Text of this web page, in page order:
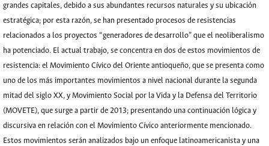
grandes capitales, debido a sus abundantes recursos naturales y su ubicación
estratégica; por esta razón, se han presentado procesos de resistencias
relacionados a los proyectos “generadores de desarrollo” que el neoliberalismo
ha potenciado. El actual trabajo, se concentra en dos de estos movimientos de
resistencia: el Movimiento Cívico del Oriente antioqueño, que se presenta como
uno de los más importantes movimientos a nivel nacional durante la segunda
mitad del siglo XX, y Movimiento Social por la Vida y la Defensa del Territorio
(MOVETE), que surge a partir de 2013; presentando una continuación lógica y
discursiva en relación con el Movimiento Cívico anteriormente mencionado.
Estos movimientos serán analizados bajo un enfoque latinoamericanista y una